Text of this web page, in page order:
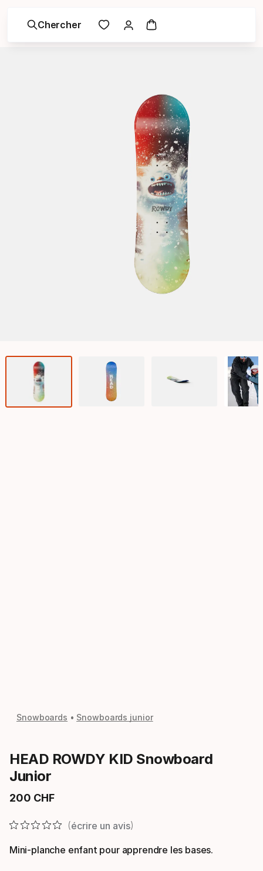
Chercher
Snowboards Snowboards junior
HEAD ROWDY KID Snowboard
Junior
200 CHF
Prix final
écrire un avis
Mini-planche enfant pour apprendre les bases.